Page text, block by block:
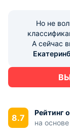
Но не
А сейчас
8.7
Рейтинг
на